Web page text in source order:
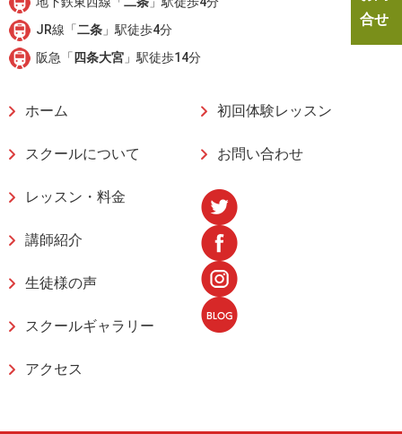
JR線「二条 」駅徒歩4分
阪急「 四条大宮 」駅徒歩14分
ホーム
スクールについて
レッスン・料金
講師紹介
生徒様の声
スクールギャラリー
アクセス
初回体験レッスン
お問い合わせ
合せ